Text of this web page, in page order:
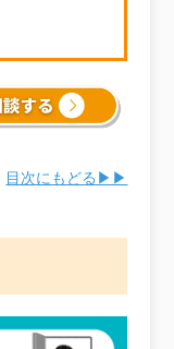
目次にもどる▶▶